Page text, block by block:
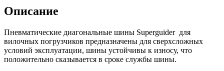
Описание
Пневматические диагональные шины Superguider для
вилочных погрузчиков предназначены для сверхсложных
условий эксплуатации, шины устойчивы к износу, что
положительно сказывается в сроке службы шины.